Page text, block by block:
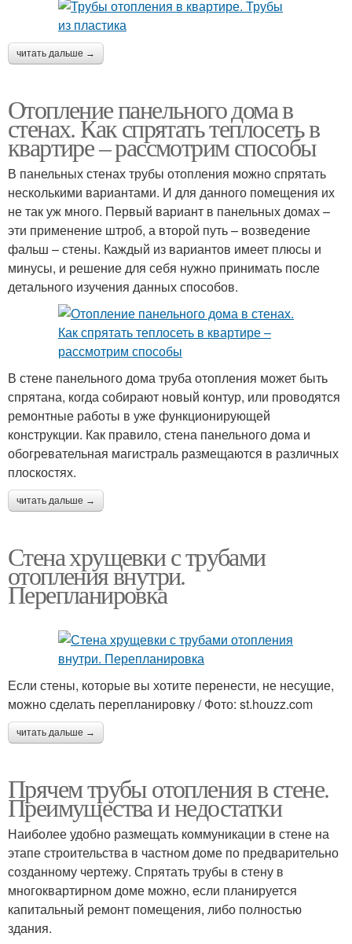
читать дальше →
Отопление панельного дома в
стенах. Как спрятать теплосеть в
квартире – рассмотрим способы
В панельных стенах трубы отопления можно спрятать
несколькими вариантами. И для данного помещения их
не так уж много. Первый вариант в панельных домах –
эти применение штроб, а второй путь – возведение
фальш – стены. Каждый из вариантов имеет плюсы и
минусы, и решение для себя нужно принимать после
детального изучения данных способов.
В стене панельного дома труба отопления может быть
спрятана, когда собирают новый контур, или проводятся
ремонтные работы в уже функционирующей
конструкции. Как правило, стена панельного дома и
обогревательная магистраль размещаются в различных
плоскостях.
читать дальше →
Стена хрущевки с трубами
отопления внутри.
Перепланировка
Если стены, которые вы хотите перенести, не несущие,
можно сделать перепланировку / Фото: st.houzz.com
читать дальше →
Прячем трубы отопления в стене.
Преимущества и недостатки
Наиболее удобно размещать коммуникации в стене на
этапе строительства в частном доме по предварительно
созданному чертежу. Спрятать трубы в стену в
многоквартирном доме можно, если планируется
капитальный ремонт помещения, либо полностью
здания.